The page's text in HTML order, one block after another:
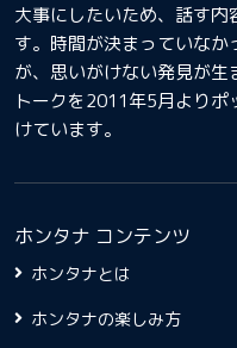
大事にしたいため、話す
す。時間が決まっていな
が、思いがけない発見が
トークを2011年5月より
けています。
ホンタナ コンテンツ
ホンタナとは
ホンタナの楽しみ方